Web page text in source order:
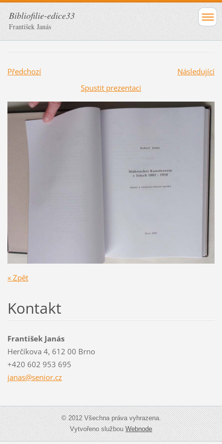
Bibliofilie-edice33
František Janás
Předchozí
Následující
Spustit prezentaci
« Zpět
Kontakt
František Janás
Herčíkova 4, 612 00 Brno
+420 602 953 695
janas@senior.cz
© 2012 Všechna práva vyhrazena.
Vytvořeno službouWebnode